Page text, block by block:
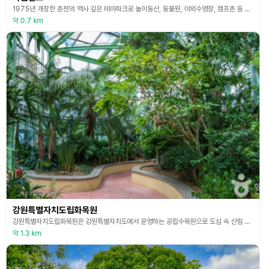
1975년 개장한 춘천의 역사 깊은 테마파크로 놀이동산, 동물원, 야외수영장, 캠프촌 등 다채로운 시설을 갖췄다. 가성비 좋은 테마파크이자 레트로 감성 관광지로 주목받고 있다. 놀이동산에는 바이킹, 범퍼카, 회전그네, 회전목마, 기차 등이 있고 동물원에는 호랑이, 곰, 수리부엉이, 칠면조, 원숭이 등이 살고 있다. 동물 먹이 주기 체험장도 운영한다. 매점에서 먹이를 사서 양, 사슴, 염소, 토끼 같은 동물에게 줄 수 있다. 캠프촌도 인기다. 육림랜드 개
약 0.7 km
강원특별자치도립화목원
강원특별자치도립화목원은 강원특별자치도에서 운영하는 공립수목원으로 도심 속 산림 휴양과 자연학습 공간을 제공할 목적으로 1999년에 개원했다. 식물유전자원 수집·증식·보존을 위한 연구 등 현지 외 보전기능 강화와 대국민 자연체험학습장 및 휴식공간 제공으로 자연에 대한 소중한 가치체험의 기회를 제공하고 있다. 총 1,827종류 85천여본의 식물을 보유하고 있으며, 이 중 산솜다리, 모데미풀, 노랑만병초, 홍월귤 등 희귀 식물이 129종류, 모데미풀, 금강봄
약 1.3 km